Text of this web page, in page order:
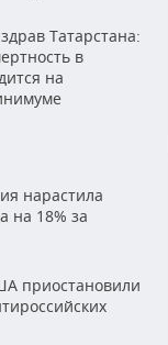
Татарстана:
в
на
нарастила
на 18% за
приостановили